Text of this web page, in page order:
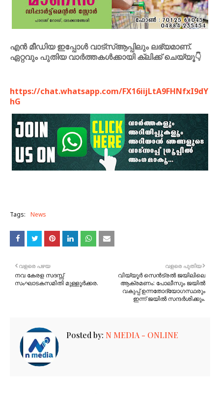
എൻ മീഡിയ ഇപ്പോൾ വാട്സ്ആപ്പിലും ലഭ്യമാണ്.
ഏറ്റവും പുതിയ വാർത്തകൾക്കായി ക്ലിക്ക് ചെയ്യൂ👇
https://chat.whatsapp.com/FX16iijLtA9FHNfxI9dY
hG
Tags: News
വളരെ പുതിയ
വിയ്യൂര്‍ സെൻട്രൽ ജയിലിലെ
ആക്രമണം: പോലീസും ജയിൽ
വകുപ്പ് ഉന്നതോദ്യോഗസ്ഥരും
ഇന്ന് ജയിൽ സന്ദർശിക്കും.
വളരെ പഴയ
നവ കേരള സദസ്സ്
സംഘാടകസമിതി മുള്ളൂർക്കര.
Posted by: N MEDIA - ONLINE